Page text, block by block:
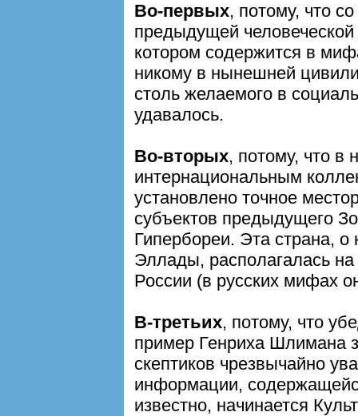
Во-первых, потому, что
предыдущей
котором содержится в
никому в нынешней
столь желаемого в
удавалось.
Во-вторых, потому, что в
интернациональным
установлено точное
субъектов предыдущего
Гипербореи. Эта страна,
Эллады, располагалась
России (в русских мифах
В-третьих, потому, что
пример Генриха Шлимана
скептиков чрезвычайно
информации,
известно, начинается